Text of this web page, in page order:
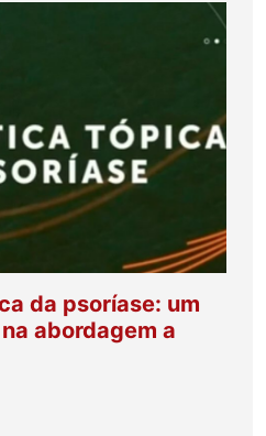
da psoríase: um
abordagem a